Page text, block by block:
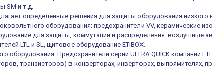
SM и т.д.
определенные решения для защиты оборудования
оборудования: предохранители VV, керамические
для защиты, коммутации и распределения: воздушные
LTL и SL, щитовое оборудование ETIBOX.
оборудования: Предохранители серии ULTRA QUICK компании
транзисторов) в конверторах, инверторах, выпрямителях,